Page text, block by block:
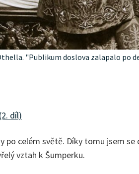
"Publikum doslova zalapalo po
díl)
po celém světě. Díky tomu jsem
vztah k Šumperku.